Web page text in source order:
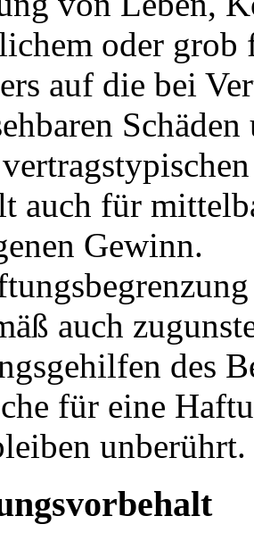
oder grob
auf die bei
auch für
Gewinn.
auch
des
für eine
unberührt.